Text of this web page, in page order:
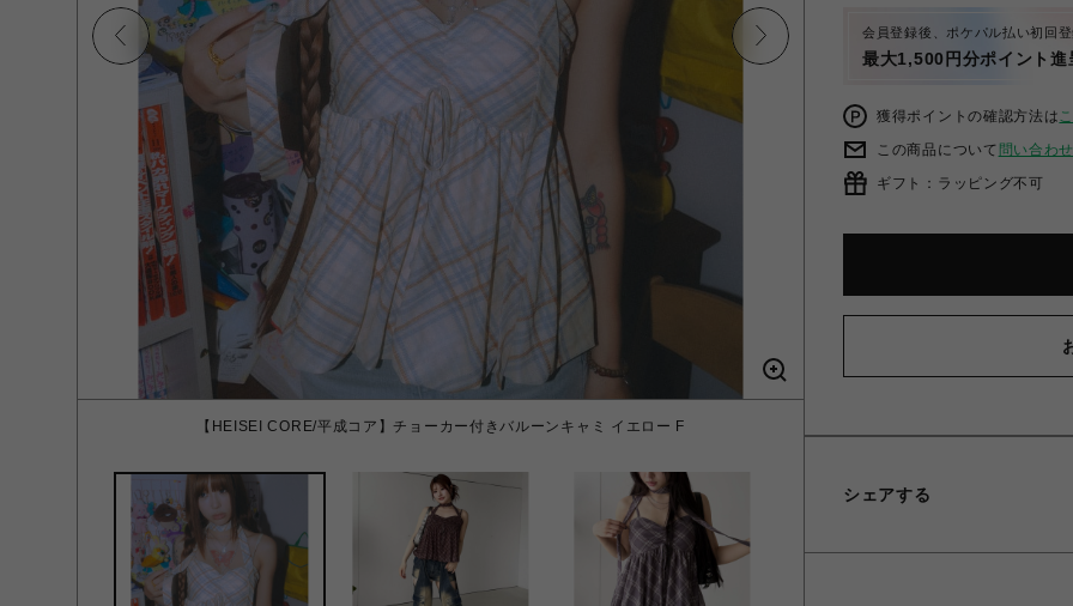
【HEISEI CORE/平成コア】チョーカー付きバルーンキャミ イエロー F
会員登録後、ポケパル払い初回
最大1,500円分ポイント進
獲得ポイントの確認方法は
この商品について 問い合わ
ギフト：ラッピング不可
シェアする